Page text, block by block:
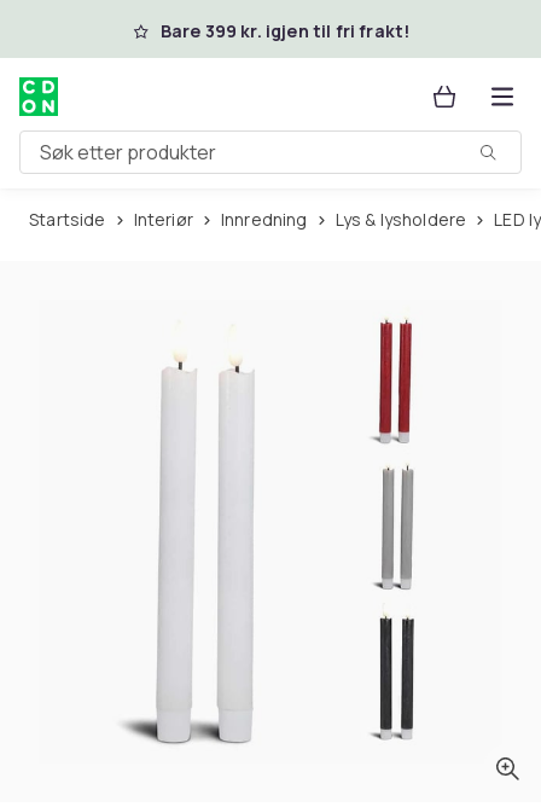
Hopp til hovedinnholdBare 399 kr. igjen til fri frakt!
Søk etter produkter
Startside Interiør Innredning Lys & lysholdere LED